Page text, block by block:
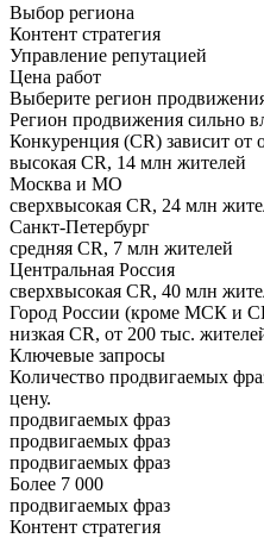
Выбор региона
Контент стратегия
Управление репутацией
Цена работ
Выберите регион
Регион продвижения сильно
Конкуренция (CR) зависит от
высокая CR, 14 млн жителей
Москва и МО
сверхвысокая CR, 24 млн
Санкт-Петербург
средняя CR, 7 млн жителей
Центральная Россия
сверхвысокая CR, 40 млн
Город России (кроме МСК и
низкая CR, от 200 тыс.
Ключевые запросы
Количество продвигаемых
цену.
продвигаемых фраз
продвигаемых фраз
продвигаемых фраз
Более 7 000
продвигаемых фраз
Контент стратегия